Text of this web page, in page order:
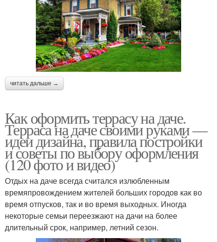
читать дальше →
Как оформить террасу на даче.
Терраса на даче своими руками —
идеи дизайна, правила постройки
и советы по выбору оформления
(120 фото и видео)
Отдых на даче всегда считался излюбленным
времяпровождением жителей больших городов как во
время отпусков, так и во время выходных. Иногда
некоторые семьи переезжают на дачи на более
длительный срок, например, летний сезон.